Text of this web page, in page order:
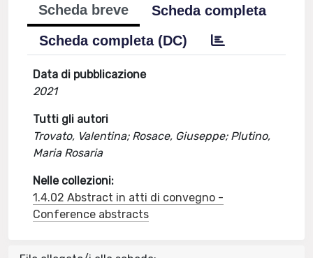
Scheda breve
Scheda completa
Scheda completa (DC)
Data di pubblicazione
2021
Tutti gli autori
Trovato, Valentina; Rosace, Giuseppe; Plutino,
Maria Rosaria
Nelle collezioni:
1.4.02 Abstract in atti di convegno -
Conference abstracts